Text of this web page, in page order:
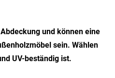
und können eine
sein. Wählen
UV-beständig ist.